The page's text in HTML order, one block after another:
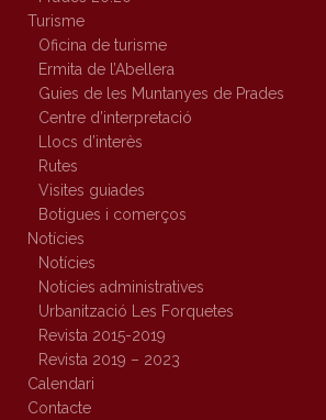
Turisme
Oficina de turisme
Ermita de l’Abellera
Guies de les Muntanyes de Prades
Centre d’interpretació
Llocs d’interès
Rutes
Visites guiades
Botigues i comerços
Notícies
Notícies
Notícies administratives
Urbanització Les Forquetes
Revista 2015-2019
Revista 2019 – 2023
Calendari
Contacte